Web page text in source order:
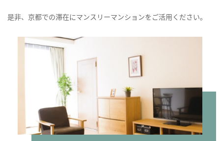
是非、京都での滞在にマンスリーマンションをご活用ください。